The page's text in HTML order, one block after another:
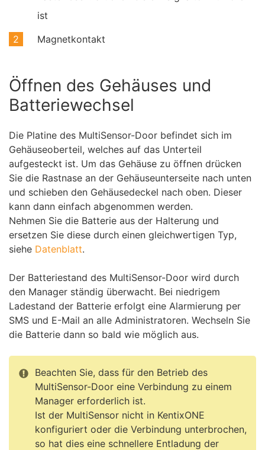
ist
Magnetkontakt
Öffnen des Gehäuses und
Batteriewechsel
Die Platine des MultiSensor-Door befindet sich im
Gehäuseoberteil, welches auf das Unterteil
aufgesteckt ist. Um das Gehäuse zu öffnen drücken
Sie die Rastnase an der Gehäuseunterseite nach unten
und schieben den Gehäusedeckel nach oben. Dieser
kann dann einfach abgenommen werden.
Nehmen Sie die Batterie aus der Halterung und
ersetzen Sie diese durch einen gleichwertigen Typ,
siehe Datenblatt.
Der Batteriestand des MultiSensor-Door wird durch
den Manager ständig überwacht. Bei niedrigem
Ladestand der Batterie erfolgt eine Alarmierung per
SMS und E-Mail an alle Administratoren. Wechseln Sie
die Batterie dann so bald wie möglich aus.
Beachten Sie, dass für den Betrieb des
MultiSensor-Door eine Verbindung zu einem
Manager erforderlich ist.
Ist der MultiSensor nicht in KentixONE
konfiguriert oder die Verbindung unterbrochen,
so hat dies eine schnellere Entladung der